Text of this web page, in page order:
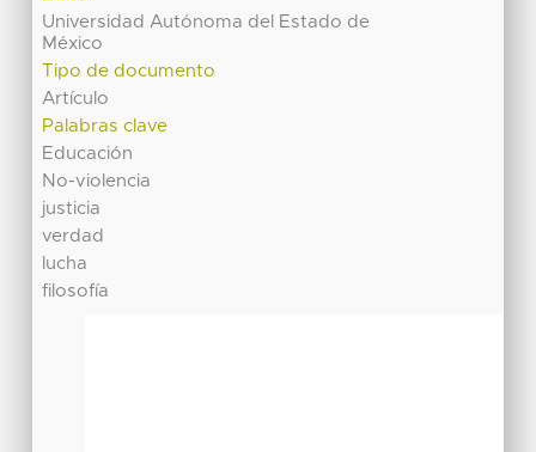
Universidad Autónoma del Estado de
México
Tipo de documento
Artículo
Palabras clave
Educación
No-violencia
justicia
verdad
lucha
filosofía